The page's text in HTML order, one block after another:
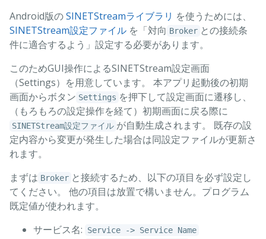
Android版のSINETStreamライブラリ を使うためには、
SINETStream設定ファイル を「対向 Broker との接続条
件に適合するよう」設定する必要があります。
このためGUI操作によるSINETStream設定画面
（Settings）を用意しています。 本アプリ起動後の初期
画面からボタン Settings を押下して設定画面に遷移し、
（もろもろの設定操作を経て）初期画面に戻る際に
SINETStream設定ファイル が自動生成されます。 既存の設
定内容から変更が発生した場合は同設定ファイルが更新さ
れます。
まずは Broker と接続するため、以下の項目を必ず設定し
てください。 他の項目は放置で構いません。プログラム
既定値が使われます。
サービス名:
Service -> Service Name